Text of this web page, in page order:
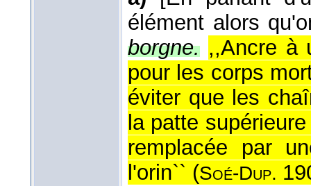
élément alors
borgne. ,,Ancre à
pour les corps
éviter que les
la patte
remplacée par
l'orin`` (Soé-Dup.